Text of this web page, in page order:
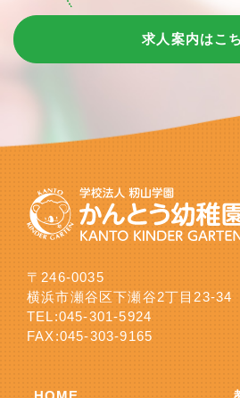
求人案内はこ
〒246-0035
横浜市瀬谷区下瀬谷2丁目23-34
TEL:045-301-5924
FAX:045-303-9165